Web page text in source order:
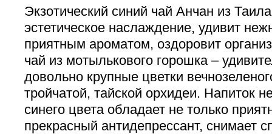
Экзотический синий чай Анчан из
эстетическое наслаждение, удивит
приятным ароматом, оздоровит
чай из мотылькового горошка –
довольно крупные цветки
тройчатой, тайской орхидеи. Напиток
синего цвета обладает не только
прекрасный антидепрессант, снимает